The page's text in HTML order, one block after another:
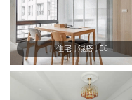
住宅 混搭 | 56